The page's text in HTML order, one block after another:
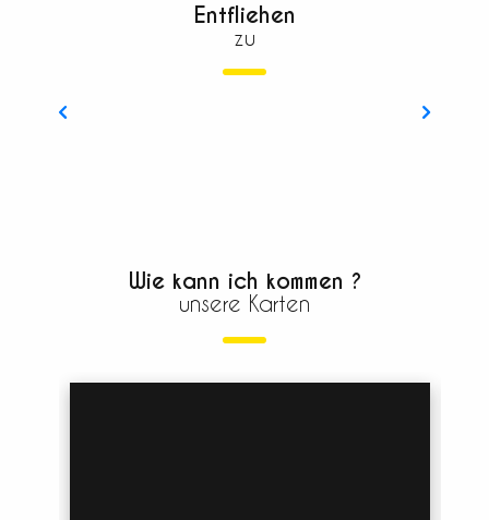
Entfliehen
zu
Wie kann ich kommen ?
unsere Karten